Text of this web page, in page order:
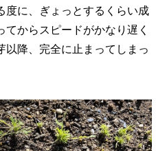
度に、ぎょっとするくらい成
からスピードがかなり遅く
以降、完全に止まってしまっ